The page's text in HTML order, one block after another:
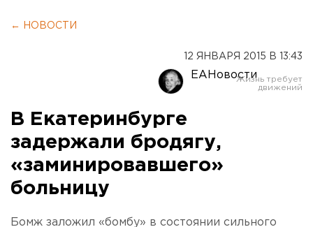
← НОВОСТИ
12 ЯНВАРЯ 2015 В 13:43
ЕАНовости
В Екатеринбурге
задержали бродягу,
«заминировавшего»
больницу
Бомж заложил «бомбу» в состоянии сильного